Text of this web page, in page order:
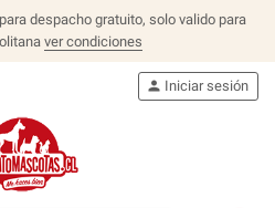
despacho gratuito, solo valido para
ver condiciones
person Iniciar sesión